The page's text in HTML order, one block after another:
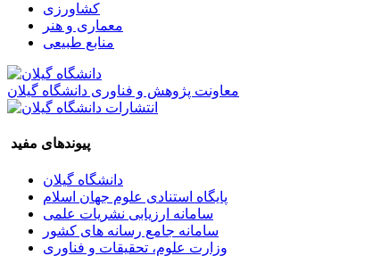
کشاورزی
معماری و هنر
منابع طبیعی
معاونت پژوهش و فناوری دانشگاه گیلان
پیوندهای مفید
دانشگاه گیلان
پایگاه استنادی علوم جهان اسلام
سامانه ارزیابی نشریات علمی
سامانه جامع رسانه های کشور
وزارت علوم، تحقیقات و فناوری